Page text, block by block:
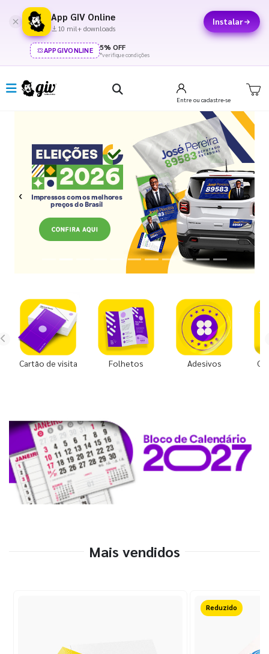
App GIV Online
10 mil+ downloads
Instalar
APPGIVONLINE 5% OFF
*verifique condições
Entre ou cadastre-se
Previous Next
Cartão de visita Folhetos Adesivos
Mais vendidos
50%OFF